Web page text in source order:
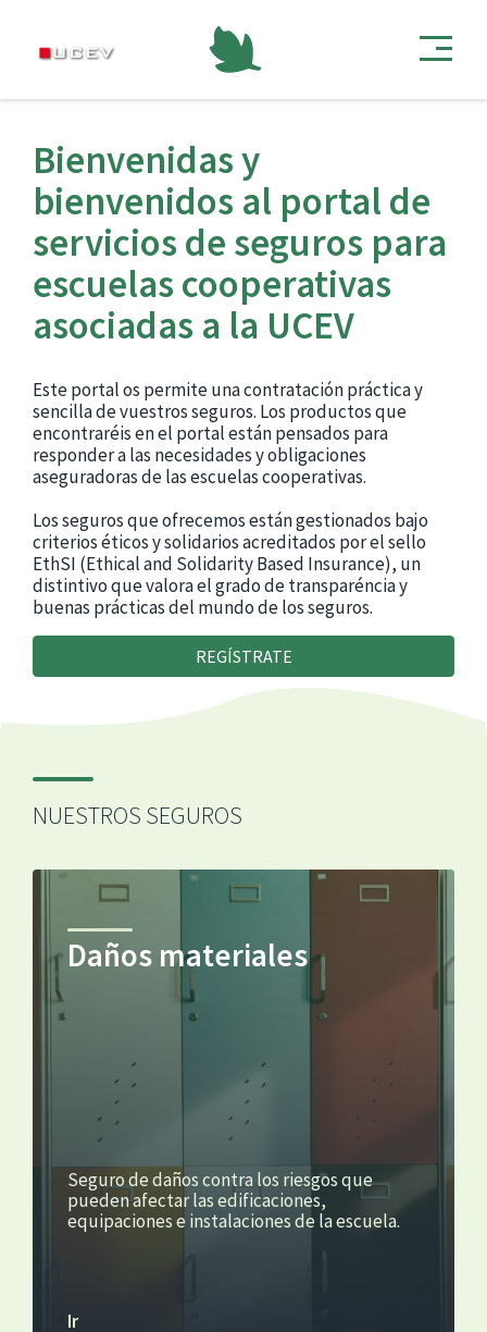
Bienvenidas y
bienvenidos al portal de
servicios de seguros para
escuelas cooperativas
asociadas a la UCEV
Este portal os permite una contratación práctica y
sencilla de vuestros seguros. Los productos que
encontraréis en el portal están pensados para
responder a las necesidades y obligaciones
aseguradoras de las escuelas cooperativas.
Los seguros que ofrecemos están gestionados bajo
criterios éticos y solidarios acreditados por el sello
EthSI (Ethical and Solidarity Based Insurance), un
distintivo que valora el grado de transparéncia y
buenas prácticas del mundo de los seguros.
REGÍSTRATE
NUESTROS SEGUROS
Daños materiales
Seguro de daños contra los riesgos que
pueden afectar las edificaciones,
equipaciones e instalaciones de la escuela.
Ir